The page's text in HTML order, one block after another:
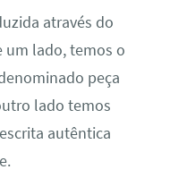
através do
um lado, temos o
peça
lado temos
autêntica